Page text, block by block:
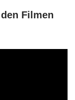
Filmen